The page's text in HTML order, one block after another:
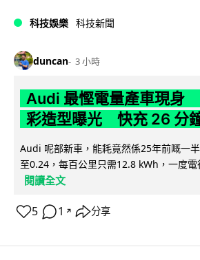
科技娛樂 科技新聞
duncan 3 小時
Audi 最慳電量產車現
彩造型曝光 快充 26 分
Audi 呢部新車，能耗竟然係25年前嘅一
至0.24，每百公里只需12.8 kWh，一度
閱讀全文
5 1 ↗ 分享